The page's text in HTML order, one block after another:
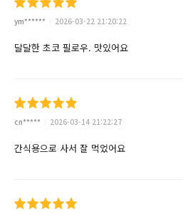
ym****** 2026-03-22 21:20:22
달달한 초코 필로우. 맛있어요
cn***** 2026-03-14 21:22:27
간식용으로 사서 잘 먹었어요